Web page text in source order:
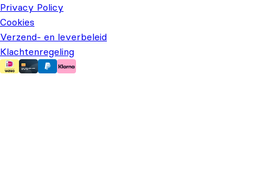
Privacy Policy
Cookies
Verzend- en leverbeleid
Klachtenregeling